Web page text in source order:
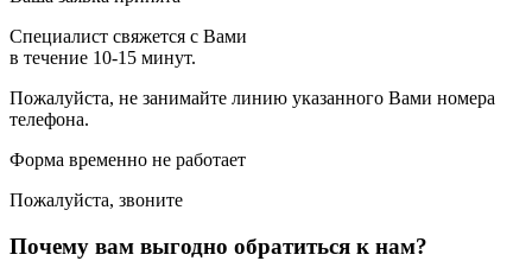
Специалист свяжется с Вами
в течение 10-15 минут.
Пожалуйста, не занимайте линию указанного Вами номера
телефона.
Форма временно не работает
Пожалуйста, звоните
Почему вам выгодно обратиться к нам?